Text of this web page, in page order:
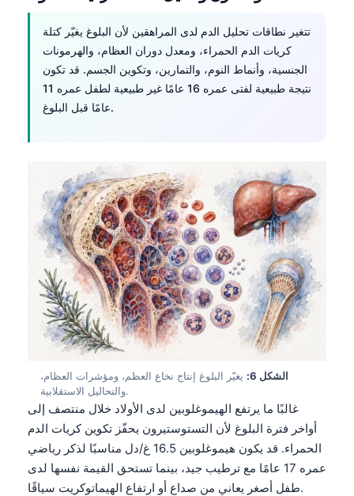
تتغير نطاقات تحليل الدم لدى المراهقين لأن البلوغ يغيّر كتلة
كريات الدم الحمراء، ومعدل دوران العظام، والهرمونات
الجنسية، وأنماط النوم، والتمارين، وتكوين الجسم. قد تكون
نتيجة طبيعية لفتى عمره 16 عامًا غير طبيعية لطفل عمره 11
عامًا قبل البلوغ.
الشكل 6:
يغيّر البلوغ إنتاج نخاع العظم، ومؤشرات العظام،
والتحاليل الاستقلابية.
غالبًا ما يرتفع الهيموغلوبين لدى الأولاد خلال منتصف إلى
أواخر فترة البلوغ لأن التستوستيرون يحفّز تكوين كريات الدم
الحمراء. قد يكون هيموغلوبين 16.5 غ/دل مناسبًا لذكر رياضي
عمره 17 عامًا مع ترطيب جيد، بينما تستحق القيمة نفسها لدى
طفل أصغر يعاني من صداع أو ارتفاع الهيماتوكريت سياقًا.